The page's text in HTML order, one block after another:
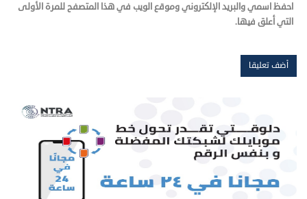
احفظ اسمي والبريد الإلكتروني وموقع الويب في هذا المتصفح للمرة الأولى
التي أعلق فيها.